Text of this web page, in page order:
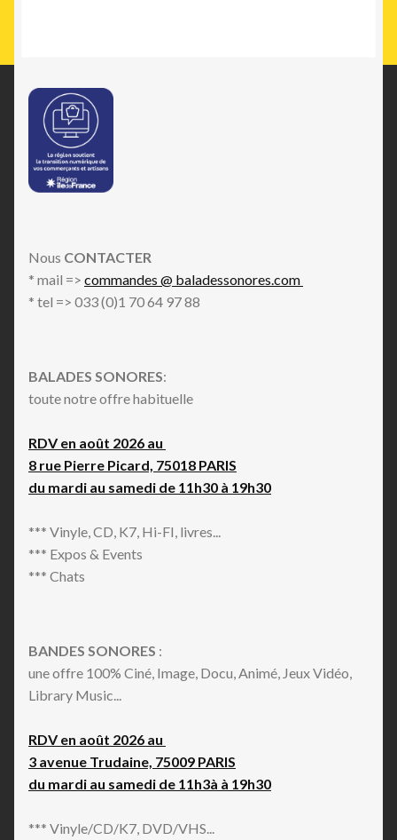
Nous CONTACTER
* mail => commandes @ baladessonores.com
* tel => 033 (0)1 70 64 97 88
BALADES SONORES:
toute notre offre habituelle
RDV en août 2026 au
8 rue Pierre Picard, 75018 PARIS
du mardi au samedi de 11h30 à 19h30
*** Vinyle, CD, K7, Hi-FI, livres...
*** Expos & Events
*** Chats
BANDES SONORES :
une offre 100% Ciné, Image, Docu, Animé, Jeux Vidéo,
Library Music...
RDV en août 2026 au
3 avenue Trudaine, 75009 PARIS
du mardi au samedi de 11h3à à 19h30
*** Vinyle/CD/K7, DVD/VHS...